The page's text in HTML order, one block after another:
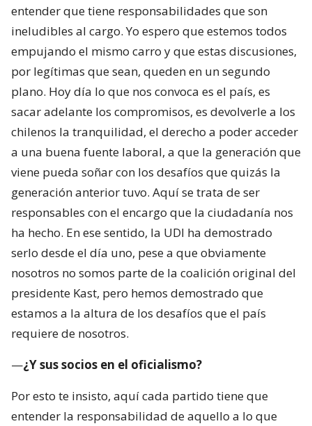
entender que tiene responsabilidades que son
ineludibles al cargo. Yo espero que estemos todos
empujando el mismo carro y que estas discusiones,
por legítimas que sean, queden en un segundo
plano. Hoy día lo que nos convoca es el país, es
sacar adelante los compromisos, es devolverle a los
chilenos la tranquilidad, el derecho a poder acceder
a una buena fuente laboral, a que la generación que
viene pueda soñar con los desafíos que quizás la
generación anterior tuvo. Aquí se trata de ser
responsables con el encargo que la ciudadanía nos
ha hecho. En ese sentido, la UDI ha demostrado
serlo desde el día uno, pese a que obviamente
nosotros no somos parte de la coalición original del
presidente Kast, pero hemos demostrado que
estamos a la altura de los desafíos que el país
requiere de nosotros.
—¿Y sus socios en el oficialismo?
Por esto te insisto, aquí cada partido tiene que
entender la responsabilidad de aquello a lo que